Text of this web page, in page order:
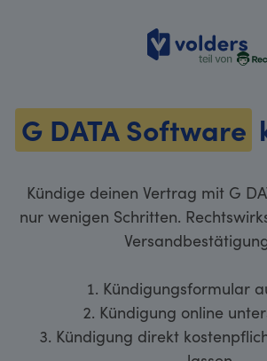
volders
G DATA Software
Kündige deinen Vertrag mit G
nur wenigen Schritten.
Kündigungsformular
Kündigung online
Kündigung direkt